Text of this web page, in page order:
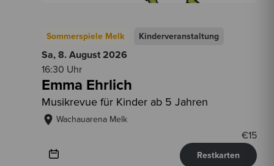
Sommerspiele Melk Kinderveranstaltung
Sa, 8. August 2026
16:30 Uhr
Emma Ehrlich
Musikrevue für Kinder ab 5 Jahren
Wachauarena Melk
Restkarten
€15